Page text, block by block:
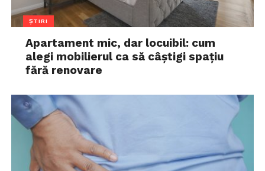
ȘTIRI
Apartament mic, dar locuibil: cum
alegi mobilierul ca să câștigi spațiu
fără renovare